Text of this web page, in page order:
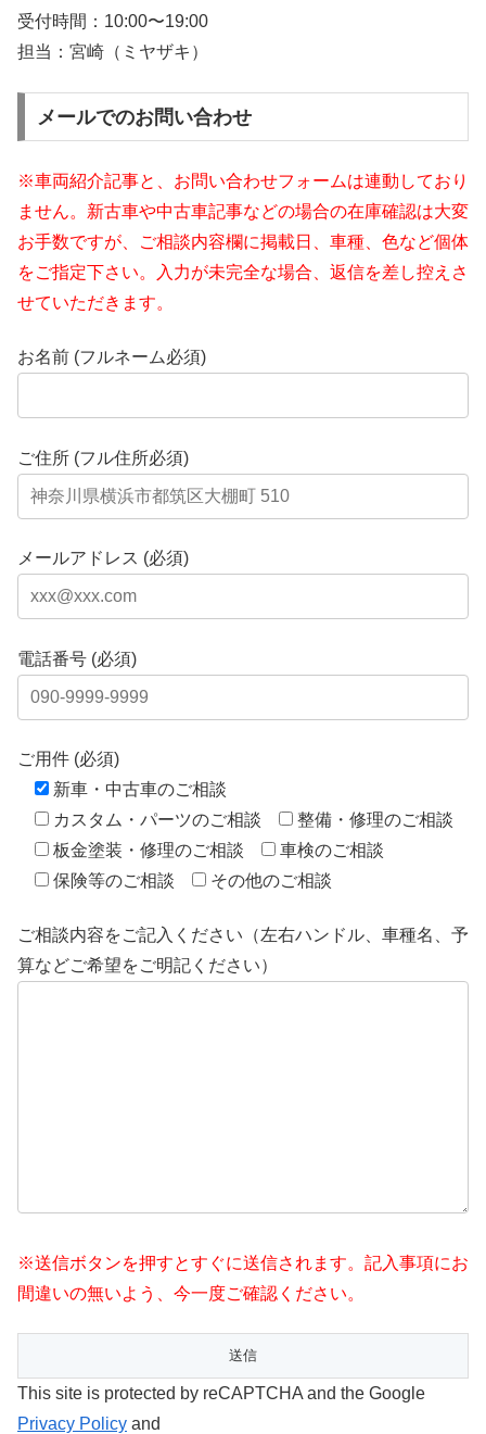
受付時間： 10:00〜19:00
担当：宮崎（ミヤザキ）
メールでのお問い合わせ
※車両紹介記事と、お問い合わせフォームは連動しており
ません。新古車や中古車記事などの場合の在庫確認は大変
お手数ですが、ご相談内容欄に掲載日、車種、色など個体
をご指定下さい。入力が未完全な場合、返信を差し控えさ
せていただきます。
お名前 (フルネーム必須)
ご住所 (フル住所必須)
メールアドレス (必須)
電話番号 (必須)
ご用件 (必須)
新車・中古車のご相談
カスタム・パーツのご相談
整備・修理のご相談
板金塗装・修理のご相談
車検のご相談
保険等のご相談
その他のご相談
ご相談内容をご記入ください（左右ハンドル、車種名、予
算などご希望をご明記ください）
※送信ボタンを押すとすぐに送信されます。記入事項にお
間違いの無いよう、今一度ご確認ください。
This site is protected by reCAPTCHA and the Google
Privacy Policy and